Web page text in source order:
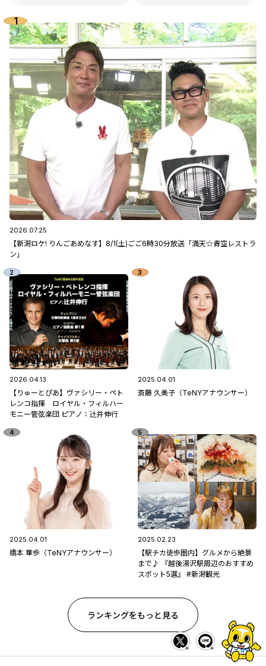
2026.07.25
【新潟ロケ! りんごあめなす】8/1(土)ごご6時30分放送「満天☆青空レストラ
ン」
2026.04.13
【りゅーとぴあ】ヴァシリー・ペト
レンコ指揮 ロイヤル・フィルハー
モニー管弦楽団 ピアノ：辻󠄀井伸行
2025.04.01
斎藤 久美子（TeNYアナウンサー）
2025.04.01
橋本 華歩（TeNYアナウンサー）
2025.02.23
【駅チカ徒歩圏内】グルメから絶景
まで♪ 『越後湯沢駅周辺のおすすめ
スポット5選』 #新潟観光
ランキングをもっと見る